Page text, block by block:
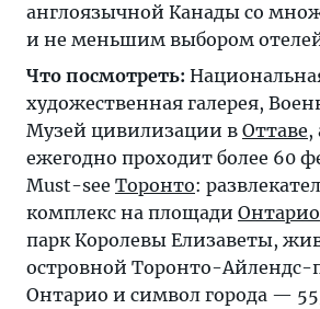
англоязычной Канады со
и не меньшим выбором
Что посмотреть:
художественная галерея,
Музей цивилизации в Оттаве,
ежегодно проходит более 60
Must-see Торонто:
комплекс на площади Онтарио
парк Королевы Елизаветы,
островной Торонто-Айлендс-
Онтарио и символ города —